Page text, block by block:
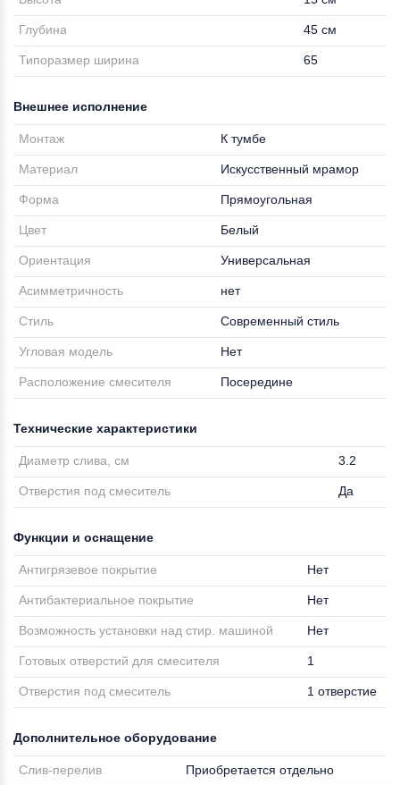
Глубина 45 см
Типоразмер ширина 65
Внешнее исполнение
Монтаж К тумбе
Материал Искусственный мрамор
Форма Прямоугольная
Цвет Белый
Ориентация Универсальная
Асимметричность нет
Стиль Современный стиль
Угловая модель Нет
Расположение смесителя Посередине
Технические характеристики
Диаметр слива, см 3.2
Отверстия под смеситель Да
Функции и оснащение
Антигрязевое покрытие Нет
Антибактериальное покрытие Нет
Возможность установки над стир. машиной Нет
Готовых отверстий для смесителя 1
Отверстия под смеситель 1 отверстие
Дополнительное оборудование
Слив-перелив Приобретается отдельно